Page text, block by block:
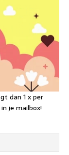
dan 1 x per
je mailbox!